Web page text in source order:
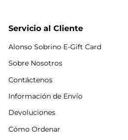
Servicio al Cliente
Alonso Sobrino E-Gift Card
Sobre Nosotros
Contáctenos
Información de Envío
Devoluciones
Cómo Ordenar